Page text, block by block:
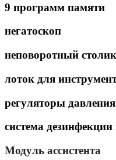
9 программ памяти
негатоскоп
неповоротный
лоток для
регуляторы
система
Модуль ассистента